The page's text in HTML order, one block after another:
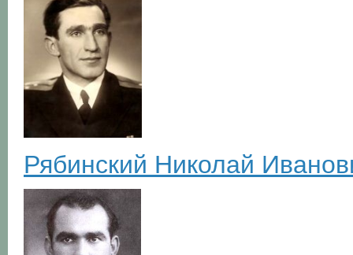
Рябинский Николай